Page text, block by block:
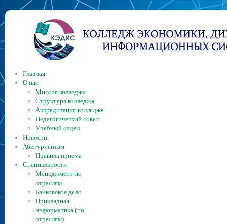
Главная
О нас
Миссия колледжа
Структура колледжа
Аккредитация колледжа
Педагогический совет
Учебный отдел
Новости
Абитуриентам
Правила приема
Специальности
Менеджмент по
отраслям
Банковское дело
Прикладная
информатика (по
отраслям)